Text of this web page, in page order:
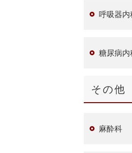
呼吸器内
糖尿病内
その他
麻酔科